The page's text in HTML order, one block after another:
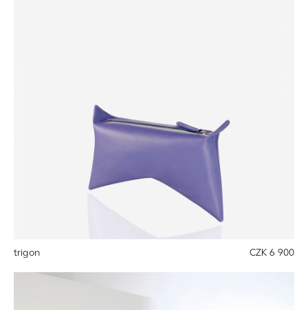
trigon CZK 6 900